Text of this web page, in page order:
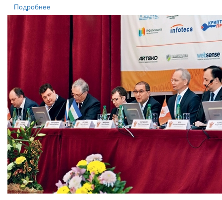
Подробнее